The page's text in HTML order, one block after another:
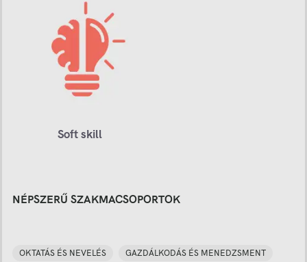
Soft skill
NÉPSZERŰ SZAKMACSOPORTOK
OKTATÁS ÉS NEVELÉS GAZDÁLKODÁS ÉS MENEDZSMENT